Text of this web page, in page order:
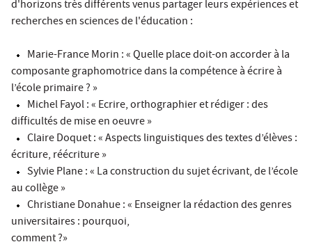
d'horizons très différents venus partager leurs expériences et
recherches en sciences de l'éducation :
Marie-France Morin : « Quelle place doit-on accorder à la
composante graphomotrice dans la compétence à écrire à
l’école primaire ? »
Michel Fayol : « Ecrire, orthographier et rédiger : des
difficultés de mise en oeuvre »
Claire Doquet : « Aspects linguistiques des textes d’élèves :
écriture, réécriture »
Sylvie Plane : « La construction du sujet écrivant, de l’école
au collège »
Christiane Donahue : « Enseigner la rédaction des genres
universitaires : pourquoi,